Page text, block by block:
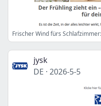
Frischer Wind fürs
jysk
DE · 2026-5-5